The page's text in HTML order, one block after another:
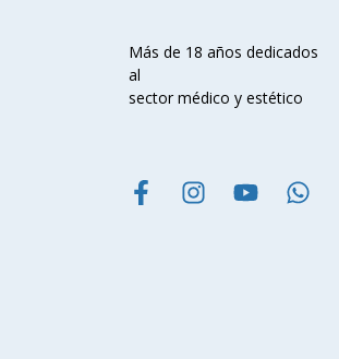
Más de 18 años dedicados
al
sector médico y estético